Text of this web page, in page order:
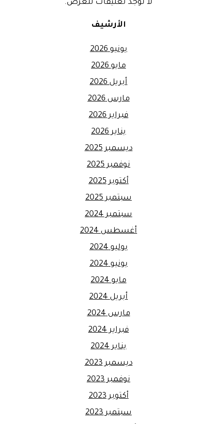
لا توجد تعليقات للعرض.
الأرشيف
يونيو 2026
مايو 2026
أبريل 2026
مارس 2026
فبراير 2026
يناير 2026
ديسمبر 2025
نوفمبر 2025
أكتوبر 2025
سبتمبر 2025
سبتمبر 2024
أغسطس 2024
يوليو 2024
يونيو 2024
مايو 2024
أبريل 2024
مارس 2024
فبراير 2024
يناير 2024
ديسمبر 2023
نوفمبر 2023
أكتوبر 2023
سبتمبر 2023